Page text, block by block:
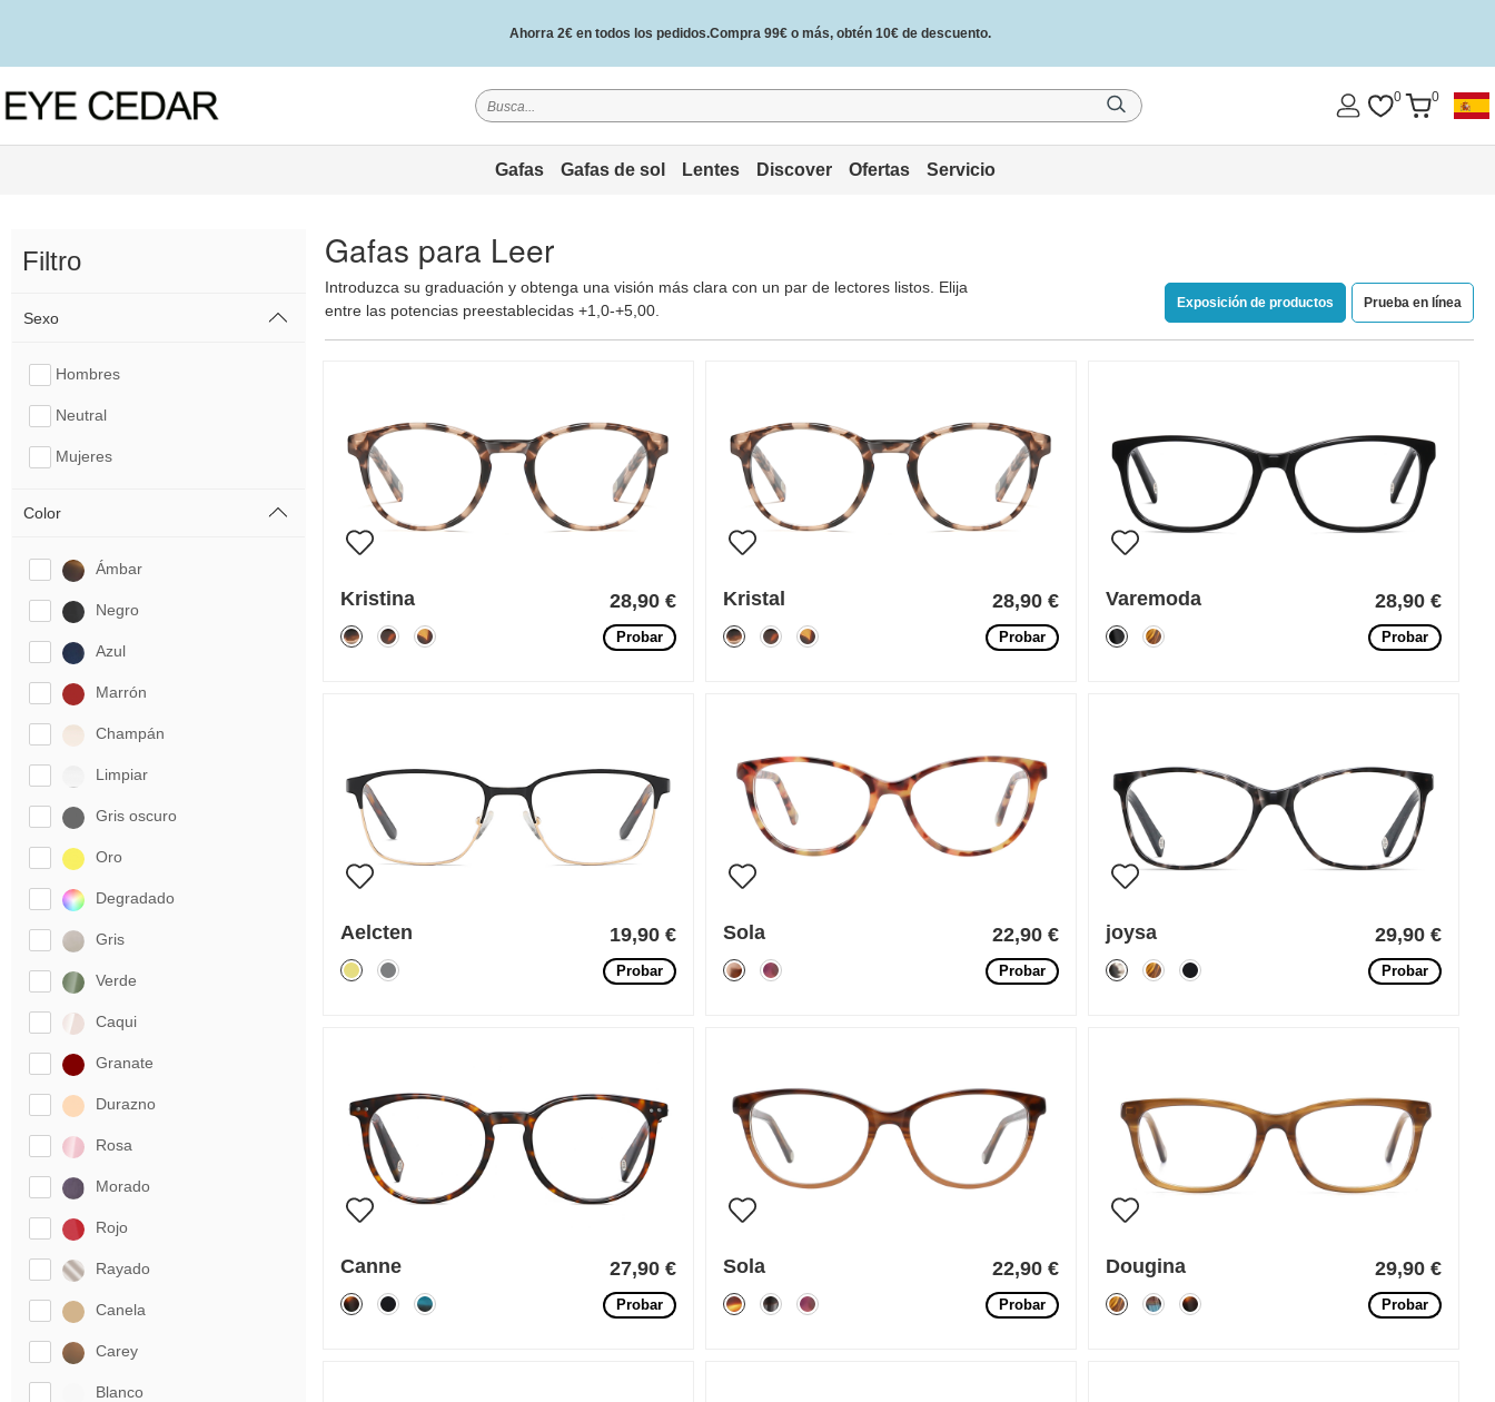
Ahorra 2€ en todos los pedidos.Compra 99€ o más, obtén 10€ de descuento.
2 años de garantía de calidad y 30 días de garantía de devolución del dinero. 0 0
Gafas Gafas de sol Lentes Discover Ofertas Servicio
Filtro
Sexo
Hombres
Neutral
Mujeres
Color
Ámbar
Negro
Azul
Marrón
Champán
Limpiar
Gris oscuro
Oro
Degradado
Gris
Verde
Caqui
Granate
Durazno
Rosa
Morado
Rojo
Rayado
Canela
Carey
Blanco
Gafas para Leer
Introduzca su graduación y obtenga una visión más clara con un par de lectores listos. Elija
entre las potencias preestablecidas +1,0-+5,00.
Exposición de productos Prueba en línea
Kristina 28,90 €
Probar
Kristal 28,90 €
Probar
Varemoda 28,90 €
Probar
Aelcten 19,90 €
Probar
Sola 22,90 €
Probar
joysa 29,90 €
Probar
Canne 27,90 €
Probar
Sola 22,90 €
Probar
Dougina 29,90 €
Probar